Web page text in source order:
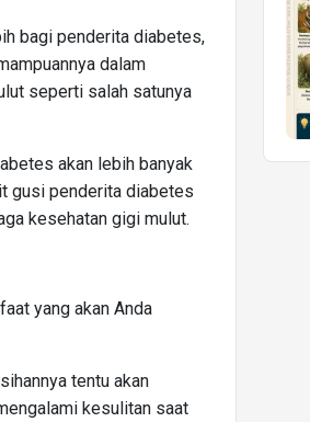
bagi penderita diabetes,
dalam
seperti salah satunya
akan lebih banyak
gusi penderita diabetes
kesehatan gigi mulut.
yang akan Anda
tentu akan
kesulitan saat